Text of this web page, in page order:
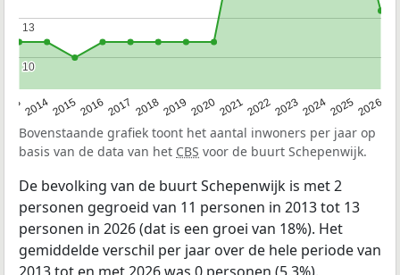
2014201520162017 20182019 2020202120222023202420252026
10
10
13
13
Bovenstaande grafiek toont het aantal inwoners per jaar op
basis van de data van het CBS voor de buurt Schepenwijk.
De bevolking van de buurt Schepenwijk is met 2
personen gegroeid van 11 personen in 2013 tot 13
personen in 2026 (dat is een groei van 18%). Het
gemiddelde verschil per jaar over de hele periode van